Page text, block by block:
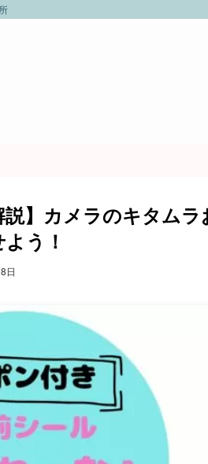
説】カメラのキタム
う！
日